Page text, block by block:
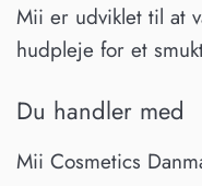
Mii er udviklet til at
hudpleje for et
Du handler med
Mii Cosmetics